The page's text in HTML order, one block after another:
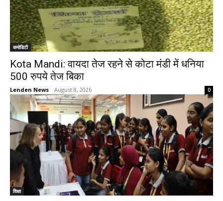
कमोडिटी
Kota Mandi: वायदा तेज रहने से कोटा मंडी में धनिया
500 रुपये तेज बिका
Lenden News - August 8, 2026 0
शिक्षा